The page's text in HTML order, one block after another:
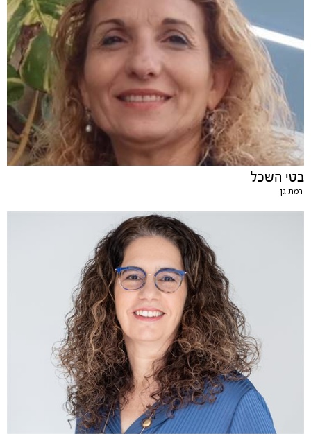
בטי השכל
רמת גן